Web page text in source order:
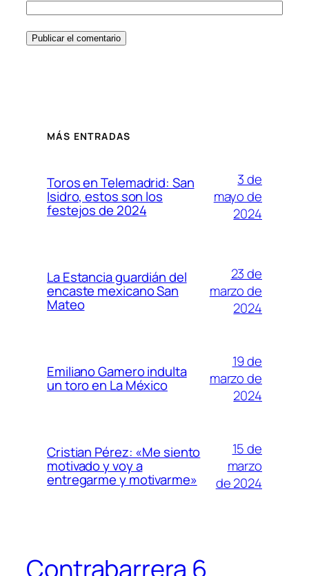
MÁS ENTRADAS
Toros en Telemadrid: San
Isidro, estos son los
festejos de 2024
3 de
mayo de
2024
La Estancia guardián del
encaste mexicano San
Mateo
23 de
marzo de
2024
Emiliano Gamero indulta
un toro en La México
19 de
marzo de
2024
Cristian Pérez: «Me siento
motivado y voy a
entregarme y motivarme»
15 de
marzo
de 2024
Contrabarrera 6